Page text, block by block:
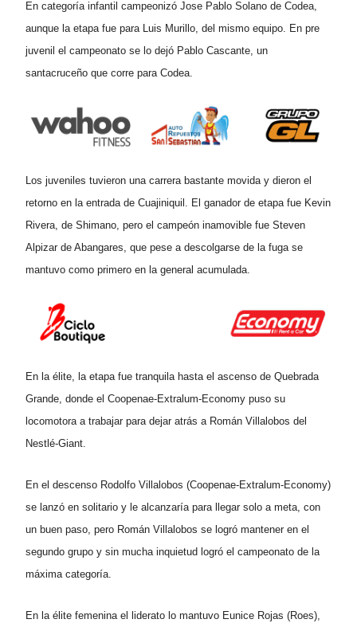
En categoría infantil campeonizó Jose Pablo Solano de Codea,
aunque la etapa fue para Luis Murillo, del mismo equipo. En pre
juvenil el campeonato se lo dejó Pablo Cascante, un
santacruceño que corre para Codea.
Los juveniles tuvieron una carrera bastante movida y dieron el
retorno en la entrada de Cuajiniquil. El ganador de etapa fue Kevin
Rivera, de Shimano, pero el campeón inamovible fue Steven
Alpizar de Abangares, que pese a descolgarse de la fuga se
mantuvo como primero en la general acumulada.
En la élite, la etapa fue tranquila hasta el ascenso de Quebrada
Grande, donde el Coopenae-Extralum-Economy puso su
locomotora a trabajar para dejar atrás a Román Villalobos del
Nestlé-Giant.
En el descenso Rodolfo Villalobos (Coopenae-Extralum-Economy)
se lanzó en solitario y le alcanzaría para llegar solo a meta, con
un buen paso, pero Román Villalobos se logró mantener en el
segundo grupo y sin mucha inquietud logró el campeonato de la
máxima categoría.
En la élite femenina el liderato lo mantuvo Eunice Rojas (Roes),